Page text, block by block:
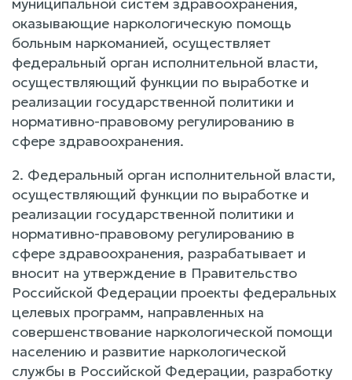
оказывающие наркологическую помощь
больным наркоманией, осуществляет
федеральный орган исполнительной власти,
осуществляющий функции по выработке и
реализации государственной политики и
нормативно-правовому регулированию в
сфере здравоохранения.
2. Федеральный орган исполнительной власти,
осуществляющий функции по выработке и
реализации государственной политики и
нормативно-правовому регулированию в
сфере здравоохранения, разрабатывает и
вносит на утверждение в Правительство
Российской Федерации проекты федеральных
целевых программ, направленных на
совершенствование наркологической помощи
населению и развитие наркологической
службы в Российской Федерации, разработку